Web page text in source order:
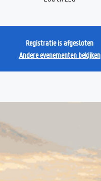
Registratie is afgesloten
Andere evenementen bekijken